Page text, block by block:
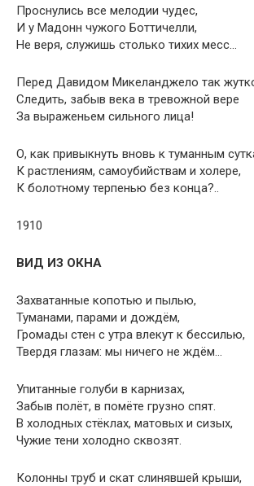
Проснулись все мелодии чудес,
И у Мадонн чужого Боттичелли,
Не веря, служишь столько тихих месс…
Перед Давидом Микеланджело так
Следить, забыв века в тревожной вере
За выраженьем сильного лица!
О, как привыкнуть вновь к туманным
К растлениям, самоубийствам и холере,
К болотному терпенью без конца?..
1910
ВИД ИЗ ОКНА
Захватанные копотью и пылью,
Туманами, парами и дождём,
Громады стен с утра влекут к бессилью,
Твердя глазам: мы ничего не ждём…
Упитанные голуби в карнизах,
Забыв полёт, в помёте грузно спят.
В холодных стёклах, матовых и сизых,
Чужие тени холодно сквозят.
Колонны труб и скат слинявшей крыши,